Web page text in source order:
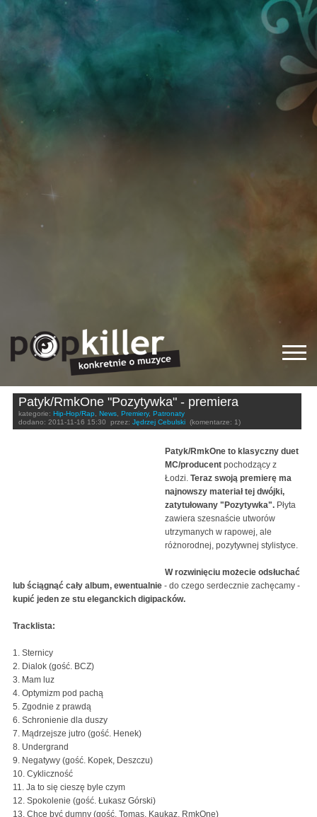
Patyk/RmkOne "Pozytywka" - premiera
kategorie: Hip-Hop/Rap, News, Premiery, Patronaty
dodano: 2011-11-16 15:30 przez: Jędrzej Cebulski (komentarze: 1)
Patyk/RmkOne to klasyczny duet
MC/producent pochodzący z
Łodzi. Teraz swoją premierę ma
najnowszy materiał tej dwójki,
zatytułowany "Pozytywka". Płyta
zawiera szesnaście utworów
utrzymanych w rapowej, ale
różnorodnej, pozytywnej stylistyce.
W rozwinięciu możecie odsłuchać
lub ściągnąć cały album, ewentualnie - do czego serdecznie zachęcamy -
kupić jeden ze stu eleganckich digipacków.
Tracklista:
1. Sternicy
2. Dialok (gość. BCZ)
3. Mam luz
4. Optymizm pod pachą
5. Zgodnie z prawdą
6. Schronienie dla duszy
7. Mądrzejsze jutro (gość. Henek)
8. Undergrand
9. Negatywy (gość. Kopek, Deszczu)
10. Cykliczność
11. Ja to się cieszę byle czym
12. Spokolenie (gość. Łukasz Górski)
13. Chcę być dumny (gość. Tomas, Kaukaz, RmkOne)